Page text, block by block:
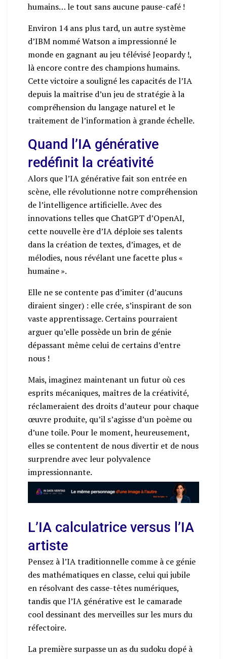
humains… le tout sans aucune pause-café !
Environ 14 ans plus tard, un autre système
d’IBM nommé Watson a impressionné le
monde en gagnant au jeu télévisé Jeopardy !,
là encore contre des champions humains.
Cette victoire a souligné les capacités de l’IA
depuis la maîtrise d’un jeu de stratégie à la
compréhension du langage naturel et le
traitement de l’information à grande échelle.
Quand l’IA générative
redéfinit la créativité
Alors que l’IA générative fait son entrée en
scène, elle révolutionne notre compréhension
de l’intelligence artificielle. Avec des
innovations telles que ChatGPT d’OpenAI,
cette nouvelle ère d’IA déploie ses talents
dans la création de textes, d’images, et de
mélodies, nous révélant une facette plus «
humaine ».
Elle ne se contente pas d’imiter (d’aucuns
diraient singer) : elle crée, s’inspirant de son
vaste apprentissage. Certains pourraient
arguer qu’elle possède un brin de génie
dépassant même celui de certains d’entre
nous !
Mais, imaginez maintenant un futur où ces
esprits mécaniques, maîtres de la créativité,
réclameraient des droits d’auteur pour chaque
œuvre produite, qu’il s’agisse d’un poème ou
d’une toile. Pour le moment, heureusement,
elles se contentent de nous divertir et de nous
surprendre avec leur polyvalence
impressionnante.
L’IA calculatrice versus l’IA
artiste
Pensez à l’IA traditionnelle comme à ce génie
des mathématiques en classe, celui qui jubile
en résolvant des casse-têtes numériques,
tandis que l’IA générative est le camarade
cool dessinant des merveilles sur les murs du
réfectoire.
La première surpasse un as du sudoku dopé à